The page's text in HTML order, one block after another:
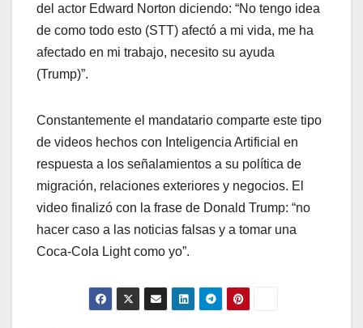
del actor Edward Norton diciendo: “No tengo idea
de como todo esto (STT) afectó a mi vida, me ha
afectado en mi trabajo, necesito su ayuda
(Trump)”.
Constantemente el mandatario comparte este tipo
de videos hechos con Inteligencia Artificial en
respuesta a los señalamientos a su política de
migración, relaciones exteriores y negocios. El
video finalizó con la frase de Donald Trump: “no
hacer caso a las noticias falsas y a tomar una
Coca-Cola Light como yo”.